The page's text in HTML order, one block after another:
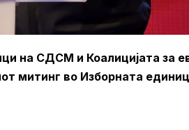
на СДСМ и Коалицијата за
митинг во Изборната